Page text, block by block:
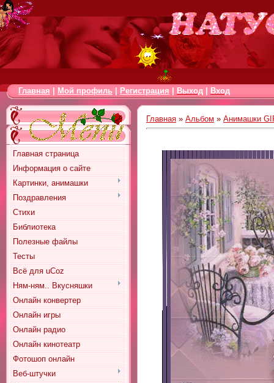
Главная Мой профиль Регистрация Выход Вход
Главная страница
Информация о сайте
Картинки, анимашки
Поздравления
Стихи
Библиотека
Полезные файлы
Тесты
Всё для uCoz
Ням-ням.. Вкусняшки
Онлайн конвертер
Онлайн игры
Онлайн радио
Онлайн кинотеатр
Фотошоп онлайн
Веб-штучки
Главная » Альбом » Анимашки